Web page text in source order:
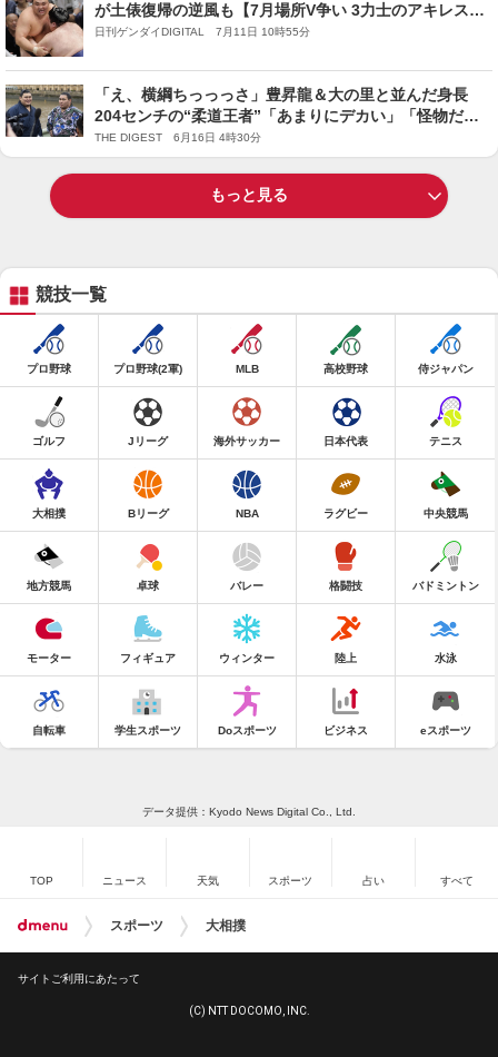
が土俵復帰の逆風も【7月場所V争い 3力士のアキレス
腱】
日刊ゲンダイDIGITAL 7月11日 10時55分
「え、横綱ちっっっさ」豊昇龍＆大の里と並んだ身長
204センチの“柔道王者”「あまりにデカい」「怪物だ
わ」 ネット衝撃
THE DIGEST 6月16日 4時30分
もっと見る
競技一覧
プロ野球 プロ野球(2軍) MLB 高校野球 侍ジャパン
ゴルフ Jリーグ 海外サッカー 日本代表 テニス
大相撲 Bリーグ NBA ラグビー 中央競馬
地方競馬 卓球 バレー 格闘技 バドミントン
モーター フィギュア ウィンター 陸上 水泳
自転車 学生スポーツ Doスポーツ ビジネス eスポーツ
データ提供：Kyodo News Digital Co., Ltd.
TOP ニュース 天気 スポーツ 占い すべて
スポーツ 大相撲
サイトご利用にあたって
(C) NTT DOCOMO, INC.